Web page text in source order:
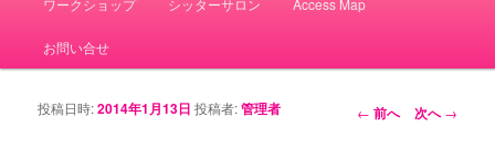
お問い合せ
投稿ナビゲーシ
← 前へ 次へ→
投稿日時:2014年1月13日 投稿者:管理者